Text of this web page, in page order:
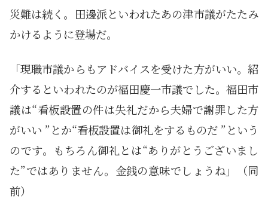
災難は続く。田邊派といわれたあの津市議がたたみ
かけるように登場だ。
「現職市議からもアドバイスを受けた方がいい。紹
介するといわれたのが福田慶一市議でした。福田市
議は“看板設置の件は失礼だから夫婦で謝罪した方
がいい ”とか“看板設置は御礼をするものだ ”という
のです。もちろん御礼とは“ありがとうございまし
た”ではありません。金銭の意味でしょうね」（同
前）